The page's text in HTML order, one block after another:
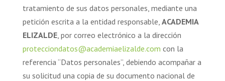
tratamiento de sus datos personales, mediante una
petición escrita a la entidad responsable, ACADEMIA
ELIZALDE, por correo electrónico a la dirección
protecciondatos@academiaelizalde.com con la
referencia “Datos personales”, debiendo acompañar a
su solicitud una copia de su documento nacional de